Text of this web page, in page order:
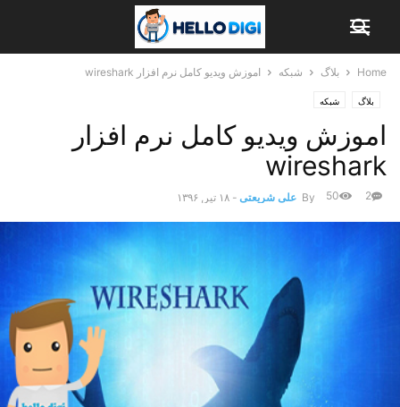
Home بلاگ شبکه اموزش ویدیو کامل نرم افزار wireshark
بلاگ شبکه
اموزش ویدیو کامل نرم افزار
wireshark
By علی شریعتی - ۱۸ تیر, ۱۳۹۶ 2
50